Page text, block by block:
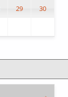
29 30